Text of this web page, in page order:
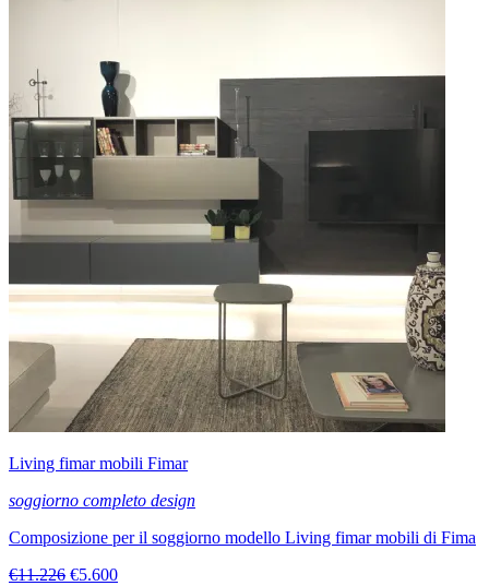
Living fimar mobili Fimar
soggiorno completo design
Composizione per il soggiorno modello Living fimar mobili di Fima
€11.226 €5.600